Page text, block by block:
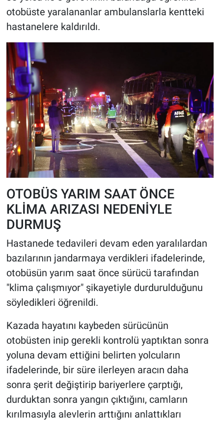
otobüste yaralananlar ambulanslarla kentteki
hastanelere kaldırıldı.
OTOBÜS YARIM SAAT ÖNCE
KLİMA ARIZASI NEDENİYLE
DURMUŞ
Hastanede tedavileri devam eden yaralılardan
bazılarının jandarmaya verdikleri ifadelerinde,
otobüsün yarım saat önce sürücü tarafından
"klima çalışmıyor" şikayetiyle durdurulduğunu
söyledikleri öğrenildi.
Kazada hayatını kaybeden sürücünün
otobüsten inip gerekli kontrolü yaptıktan sonra
yoluna devam ettiğini belirten yolcuların
ifadelerinde, bir süre ilerleyen aracın daha
sonra şerit değiştirip bariyerlere çarptığı,
durduktan sonra yangın çıktığını, camların
kırılmasıyla alevlerin arttığını anlattıkları